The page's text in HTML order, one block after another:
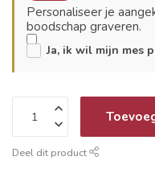
Personaliseer je
boodschap graveren.
Ja, ik wil mijn mes
Deel dit product